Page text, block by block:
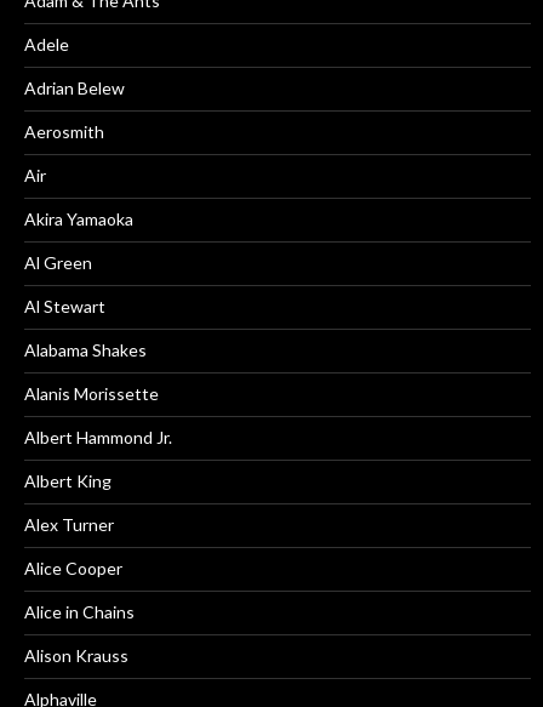
Adele
Adrian Belew
Aerosmith
Air
Akira Yamaoka
Al Green
Al Stewart
Alabama Shakes
Alanis Morissette
Albert Hammond Jr.
Albert King
Alex Turner
Alice Cooper
Alice in Chains
Alison Krauss
Alphaville